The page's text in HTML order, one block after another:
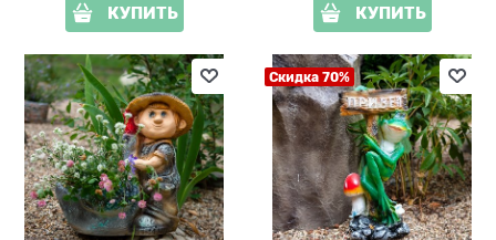
КУПИТЬ КУПИТЬ
Скидка 70%